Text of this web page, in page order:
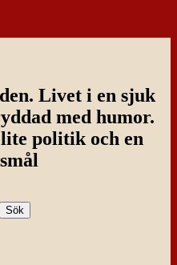
Livet i en sjuk
med humor.
politik och en